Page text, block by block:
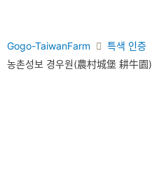
Gogo-TaiwanFarm 특색 인증
농촌성보 경우원(農村城堡 耕牛園)